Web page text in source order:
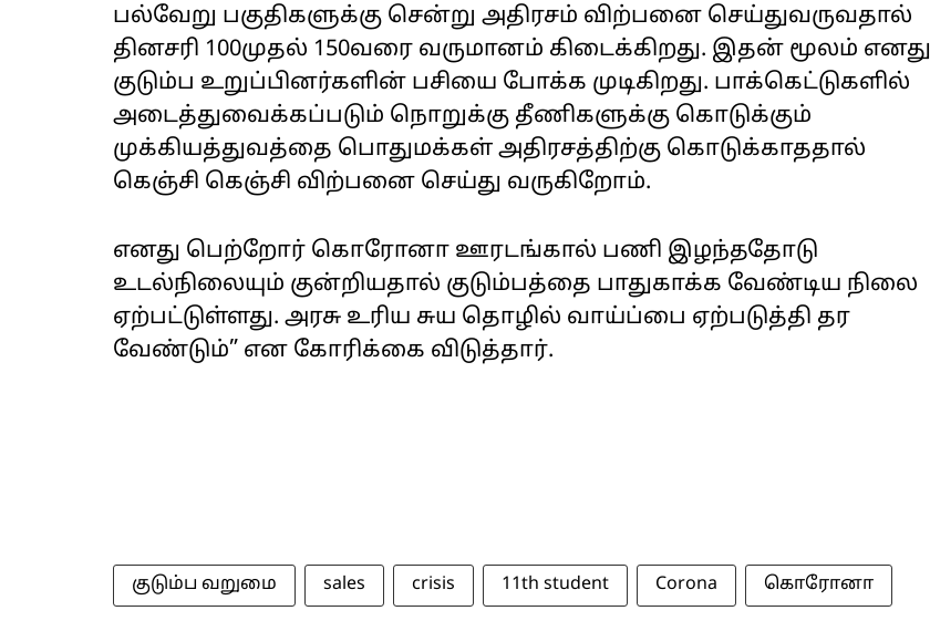
பல்வேறு பகுதிகளுக்கு சென்று அதிரசம் விற்பனை செய்துவருவதால்
தினசரி 100முதல் 150வரை வருமானம் கிடைக்கிறது. இதன் மூலம் எனது
குடும்ப உறுப்பினர்களின் பசியை போக்க முடிகிறது. பாக்கெட்டுகளில்
அடைத்துவைக்கப்படும் நொறுக்கு தீணிகளுக்கு கொடுக்கும்
முக்கியத்துவத்தை பொதுமக்கள் அதிரசத்திற்கு கொடுக்காததால்
கெஞ்சி கெஞ்சி விற்பனை செய்து வருகிறோம்.
எனது பெற்றோர் கொரோனா ஊரடங்கால் பணி இழந்ததோடு
உடல்நிலையும் குன்றியதால் குடும்பத்தை பாதுகாக்க வேண்டிய நிலை
ஏற்பட்டுள்ளது. அரசு உரிய சுய தொழில் வாய்ப்பை ஏற்படுத்தி தர
வேண்டும்” என கோரிக்கை விடுத்தார்.
குடும்ப வறுமை sales crisis 11th student Corona கொரோனா